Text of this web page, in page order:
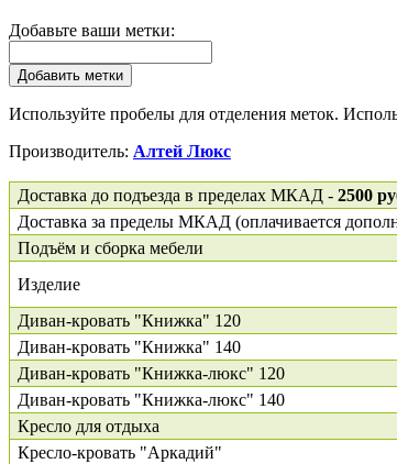
Добавьте ваши метки:
Добавить метки
Используйте пробелы для отделения меток.
Производитель: Алтей Люкс
Доставка до подъезда в пределах МКАД - 2500
Доставка за пределы МКАД (оплачивается
Подъём и сборка мебели
Изделие
Диван-кровать "Книжка" 120
Диван-кровать "Книжка" 140
Диван-кровать "Книжка-люкс" 120
Диван-кровать "Книжка-люкс" 140
Кресло для отдыха
Кресло-кровать "Аркадий"